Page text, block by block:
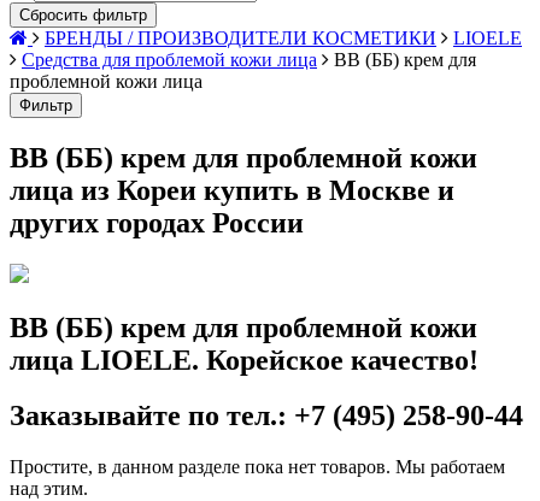
Сбросить фильтр
БРЕНДЫ / ПРОИЗВОДИТЕЛИ КОСМЕТИКИ
LIOELE
Средства для проблемой кожи лица
BB (ББ) крем для
проблемной кожи лица
Фильтр
BB (ББ) крем для проблемной кожи
лица из Кореи купить в Москве и
других городах России
BB (ББ) крем для проблемной кожи
лица LIOELE. Корейское качество!
Заказывайте по тел.: +7 (495) 258-90-44
Простите, в данном разделе пока нет товаров. Мы работаем
над этим.